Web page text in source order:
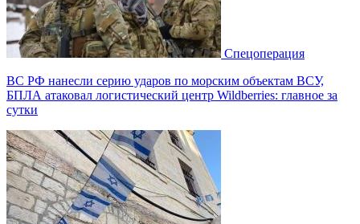
Спецоперация
ВС РФ нанесли серию ударов по морским объектам ВСУ,
БПЛА атаковал логистический центр Wildberries: главное за
сутки